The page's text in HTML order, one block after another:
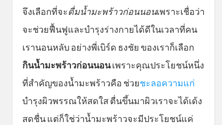
จึงเลือกที่จะดื่มน้ำมะพร้าวก่อนนอนเพราะเชื่อว่า
จะช่วยฟื้นฟูและบำรุงร่างกายได้ดีในเวลาที่คน
เรานอนหลับ อย่างพี่เบิร์ด ธงชัย ของเราก็เลือก
กินน้ำมะพร้าวก่อนนอนเพราะคุณประโยชน์หนึ่ง
ที่สำคัญของน้ำมะพร้าวคือ ช่วยชะลอความแก่
บำรุงผิวพรรณให้สดใส ตื่นขึ้นมาผิวเราจะได้เด้ง
สดชื่น แต่ก็ใช่ว่าน้ำมะพร้าวจะมีประโยชน์แค่